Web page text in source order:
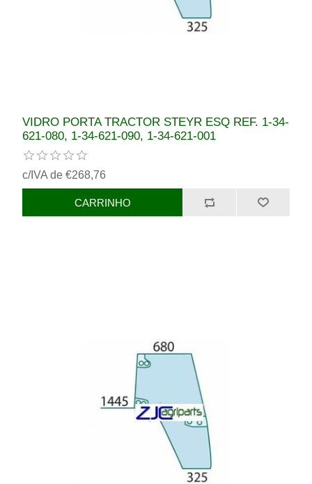
VIDRO PORTA TRACTOR STEYR ESQ REF. 1-34-
621-080, 1-34-621-090, 1-34-621-001
c/IVA de €268,76